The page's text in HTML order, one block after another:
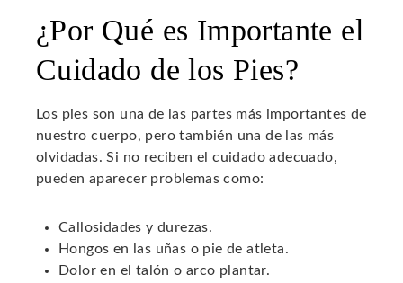
¿Por Qué es Importante el
Cuidado de los Pies?
Los pies son una de las partes más importantes de
nuestro cuerpo, pero también una de las más
olvidadas. Si no reciben el cuidado adecuado,
pueden aparecer problemas como:
Callosidades y durezas.
Hongos en las uñas o pie de atleta.
Dolor en el talón o arco plantar.